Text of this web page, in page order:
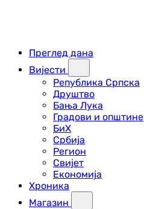
Преглед дана
Вијести
Република Српска
Друштво
Бања Лука
Градови и општине
БиХ
Србија
Регион
Свијет
Економија
Хроника
Магазин